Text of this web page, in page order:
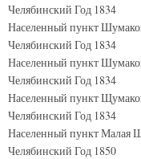
Челябинский Год 1834
Населенный пункт
Челябинский Год 1834
Населенный пункт
Челябинский Год 1834
Населенный пункт
Челябинский Год 1834
Населенный пункт Малая
Челябинский Год 1850